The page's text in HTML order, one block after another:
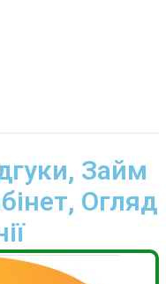
Займ
Огляд